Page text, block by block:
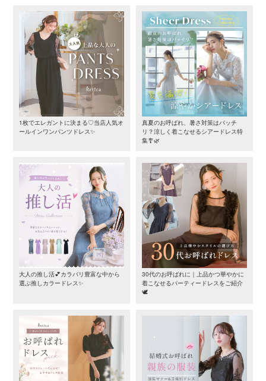
1枚でエレガントに決まる♡当店人気オ
ールインワンパンツドレス✨
真夏のお呼ばれ、暑さ対策はバッチ
リ？涼しく着こなせるシアードレス特
集🎐🌿
大人の推し活💕カラバリ豊富な中から
選ぶ推しカラードレス✨
30代のお呼ばれに｜上品かつ華やかに
着こなせるパーティードレスをご紹介
🕊️